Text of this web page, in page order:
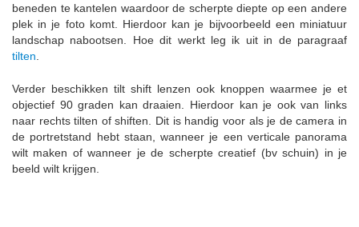
beneden te kantelen waardoor de scherpte diepte op een andere
plek in je foto komt. Hierdoor kan je bijvoorbeeld een miniatuur
landschap nabootsen. Hoe dit werkt leg ik uit in de paragraaf
tilten
Verder beschikken tilt shift lenzen ook knoppen waarmee je et
objectief 90 graden kan draaien. Hierdoor kan je ook van links
naar rechts tilten of shiften. Dit is handig voor als je de camera in
de portretstand hebt staan, wanneer je een verticale panorama
wilt maken of wanneer je de scherpte creatief (bv schuin) in je
beeld wilt krijgen.